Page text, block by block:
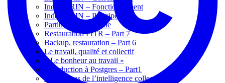
Index BRIN – Fonctionnement
Index BRIN – Principe
Partition xlogs pleine
Restauration PITR – Part 7
Backup, restauration – Part 6
Le travail, qualité et collectif
« Le bonheur au travail »
Introduction à Postgres – Part1
Les dérives de l’intelligence collective